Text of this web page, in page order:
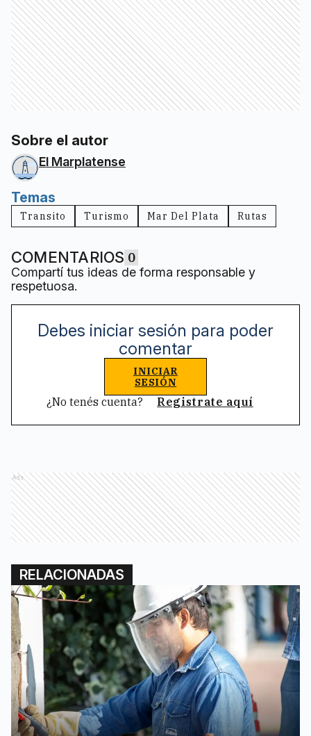
Sobre el autor
El Marplatense
Temas
Transito Turismo Mar Del Plata Rutas
COMENTARIOS 0
Compartí tus ideas de forma responsable y
respetuosa.
Debes iniciar sesión para poder
comentar
INICIAR
SESIÓN
¿No tenés cuenta? Registrate aquí
Ads
RELACIONADAS